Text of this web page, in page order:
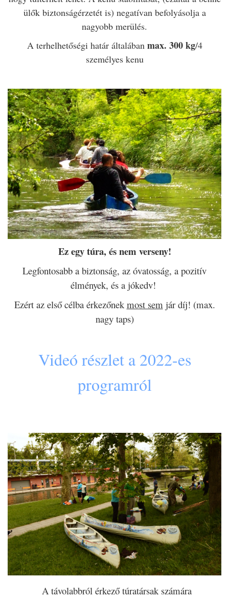
ülők biztonságérzetét is) negatívan befolyásolja a
nagyobb merülés.
A terhelhetőségi határ általában max. 300 kg/4
személyes kenu
Ez egy túra, és nem verseny!
Legfontosabb a biztonság, az óvatosság, a pozitív
élmények, és a jókedv!
Ezért az első célba érkezőnekmost semjár díj! (max.
nagy taps)
Videó részlet a 2022-es
programról
A távolabbról érkező túratársak számára